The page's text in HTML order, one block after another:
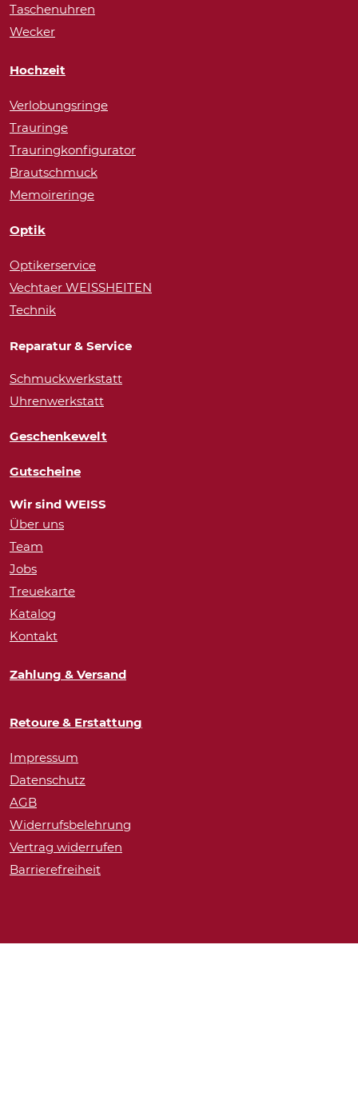
Taschenuhren
Wecker
Hochzeit
Verlobungsringe
Trauringe
Trauringkonfigurator
Brautschmuck
Memoireringe
Optik
Optikerservice
Vechtaer WEISSHEITEN
Technik
Reparatur & Service
Schmuckwerkstatt
Uhrenwerkstatt
Geschenkewelt
Gutscheine
Wir sind WEISS
Über uns
Team
Jobs
Treuekarte
Katalog
Kontakt
Zahlung & Versand
Retoure & Erstattung
Impressum
Datenschutz
AGB
Widerrufsbelehrung
Vertrag widerrufen
Barrierefreiheit